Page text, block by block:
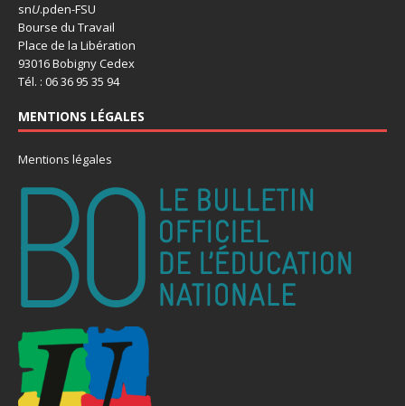
snU.pden-FSU
Bourse du Travail
Place de la Libération
93016 Bobigny Cedex
Tél. : 06 36 95 35 94
MENTIONS LÉGALES
Mentions légales